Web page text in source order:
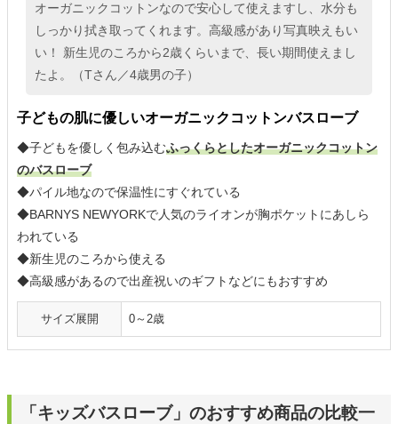
オーガニックコットンなので安心して使えますし、水分も
しっかり拭き取ってくれます。高級感があり写真映えもい
い！ 新生児のころから2歳くらいまで、長い期間使えまし
たよ。（Tさん／4歳男の子）
子どもの肌に優しいオーガニックコットンバスローブ
◆子どもを優しく包み込むふっくらとしたオーガニックコットン
のバスローブ
◆パイル地なので保温性にすぐれている
◆BARNYS NEWYORKで人気のライオンが胸ポケットにあしら
われている
◆新生児のころから使える
◆高級感があるので出産祝いのギフトなどにもおすすめ
サイズ展開 0～2歳
「キッズバスローブ」のおすすめ商品の比較一